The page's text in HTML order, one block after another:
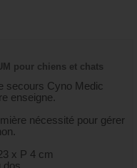
pour chiens et chats
secours Cyno Medic
enseigne.
nécessité pour gérer
x P 4 cm